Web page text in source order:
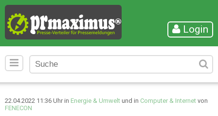
Login
22.04.2022 11:36 Uhr in Energie & Umwelt und in Computer & Internet von
FENECON